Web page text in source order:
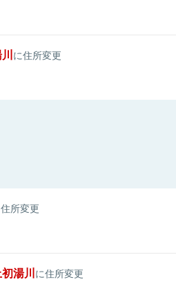
に住所変更
所変更
湯川に住所変更